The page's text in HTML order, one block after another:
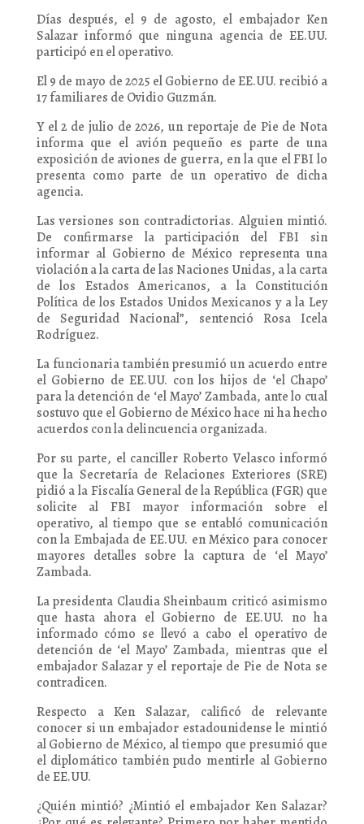
Días después, el 9 de agosto, el embajador Ken
Salazar informó que ninguna agencia de EE.UU.
participó en el operativo.
El 9 de mayo de 2025 el Gobierno de EE.UU. recibió a
17 familiares de Ovidio Guzmán.
Y el 2 de julio de 2026, un reportaje de Pie de Nota
informa que el avión pequeño es parte de una
exposición de aviones de guerra, en la que el FBI lo
presenta como parte de un operativo de dicha
agencia.
Las versiones son contradictorias. Alguien mintió.
De confirmarse la participación del FBI sin
informar al Gobierno de México representa una
violación a la carta de las Naciones Unidas, a la carta
de los Estados Americanos, a la Constitución
Política de los Estados Unidos Mexicanos y a la Ley
de Seguridad Nacional”, sentenció Rosa Icela
Rodríguez.
La funcionaria también presumió un acuerdo entre
el Gobierno de EE.UU. con los hijos de ‘el Chapo’
para la detención de ‘el Mayo’ Zambada, ante lo cual
sostuvo que el Gobierno de México hace ni ha hecho
acuerdos con la delincuencia organizada.
Por su parte, el canciller Roberto Velasco informó
que la Secretaría de Relaciones Exteriores (SRE)
pidió a la Fiscalía General de la República (FGR) que
solicite al FBI mayor información sobre el
operativo, al tiempo que se entabló comunicación
con la Embajada de EE.UU. en México para conocer
mayores detalles sobre la captura de ‘el Mayo’
Zambada.
La presidenta Claudia Sheinbaum criticó asimismo
que hasta ahora el Gobierno de EE.UU. no ha
informado cómo se llevó a cabo el operativo de
detención de ‘el Mayo’ Zambada, mientras que el
embajador Salazar y el reportaje de Pie de Nota se
contradicen.
Respecto a Ken Salazar, calificó de relevante
conocer si un embajador estadounidense le mintió
al Gobierno de México, al tiempo que presumió que
el diplomático también pudo mentirle al Gobierno
de EE.UU.
¿Quién mintió? ¿Mintió el embajador Ken Salazar?